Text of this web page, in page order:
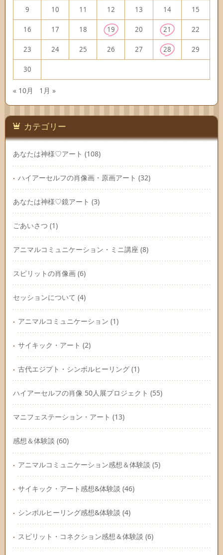
9 10 11 12 13 14 15
16 17 18 19 20 21 22
23 24 25 26 27 28 29
30
« 10月 1月 »
カテゴリー
あなたは神様♡アート (108)
ハイアーセルフの肖像画・原画アート (32)
あなたは神様♡鏡アート (3)
ごあいさつ (1)
アニマルコミュニケーション・ミニ講座 (8)
スピリットの肖像画 (6)
セッションについて (4)
アニマルコミュニケーション (1)
サイキック・アート (2)
古代エジプト・シンボルヒーリング (1)
ハイアーセルフの肖像 50人展プロジェクト (55)
マニフェステーション・アート (13)
感想＆体験談 (60)
アニマルコミュニケーション感想＆体験談 (5)
サイキック・アート感想&体験談 (46)
シンボルヒーリング感想&体験談 (4)
スピリット・コネクション感想＆体験談 (6)